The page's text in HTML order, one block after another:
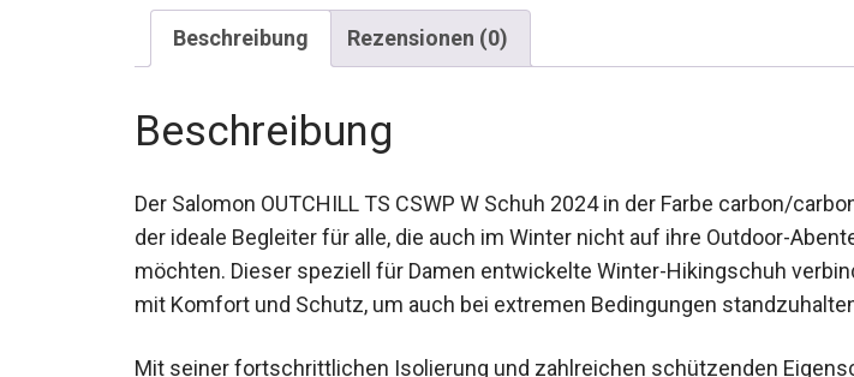
Beschreibung Rezensionen (0)
Beschreibung
Der Salomon OUTCHILL TS CSWP W Schuh 2024 in der Farbe carbon/
der ideale Begleiter für alle, die auch im Winter nicht auf ihre Outdoor-
möchten. Dieser speziell für Damen entwickelte Winter-Hikingschuh
Funktionalität mit Komfort und Schutz, um auch bei extremen Bedingungen
Mit seiner fortschrittlichen Isolierung und zahlreichen schützenden